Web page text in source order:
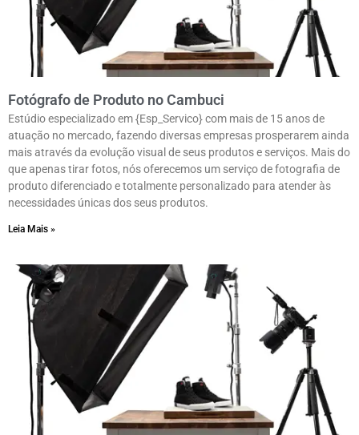
Fotógrafo de Produto no Cambuci
Estúdio especializado em {Esp_Servico} com mais de 15 anos de
atuação no mercado, fazendo diversas empresas prosperarem ainda
mais através da evolução visual de seus produtos e serviços. Mais do
que apenas tirar fotos, nós oferecemos um serviço de fotografia de
produto diferenciado e totalmente personalizado para atender às
necessidades únicas dos seus produtos.
Leia Mais »